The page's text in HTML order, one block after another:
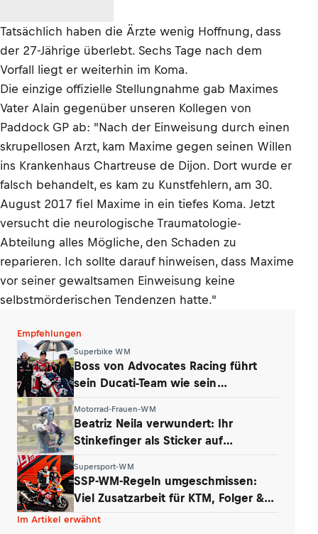
Tatsächlich haben die Ärzte wenig Hoffnung, dass
der 27-Jährige überlebt. Sechs Tage nach dem
Vorfall liegt er weiterhin im Koma.
Die einzige offizielle Stellungnahme gab Maximes
Vater Alain gegenüber unseren Kollegen von
Paddock GP ab: "Nach der Einweisung durch einen
skrupellosen Arzt, kam Maxime gegen seinen Willen
ins Krankenhaus Chartreuse de Dijon. Dort wurde er
falsch behandelt, es kam zu Kunstfehlern, am 30.
August 2017 fiel Maxime in ein tiefes Koma. Jetzt
versucht die neurologische Traumatologie-
Abteilung alles Mögliche, den Schaden zu
reparieren. Ich sollte darauf hinweisen, dass Maxime
vor seiner gewaltsamen Einweisung keine
selbstmörderischen Tendenzen hatte."
Empfehlungen
Superbike WM
Boss von Advocates Racing führt
sein Ducati-Team wie sein
Motorrad-Frauen-WM
Beatriz Neila verwundert: Ihr
Stinkefinger als Sticker auf
Supersport-WM
SSP-WM-Regeln umgeschmissen:
Viel Zusatzarbeit für KTM, Folger &
Grünwald
Im Artikel erwähnt